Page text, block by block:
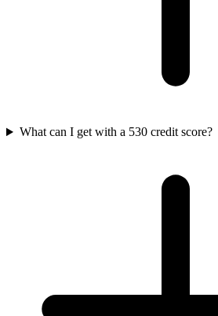
What can I get with a 530 credit score?